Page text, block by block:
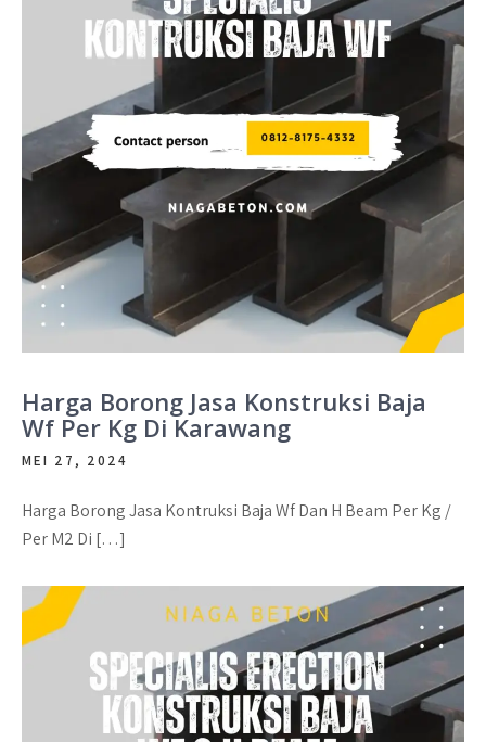
Harga Borong Jasa Konstruksi Baja
Wf Per Kg Di Karawang
MEI 27, 2024
Harga Borong Jasa Kontruksi Baja Wf Dan H Beam Per Kg /
Per M2 Di […]